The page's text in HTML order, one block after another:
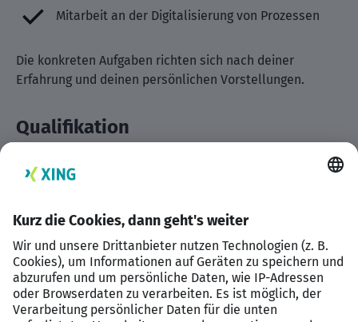
Mitarbeit an der Digitalisierung von Prozessen
Die konkreten Aufgaben richten sich nach deiner
Erfahrung und deinen persönlichen Vorstellungen.
Qualifikation
Berufserfahrung in einer Steuerkanzlei
Selbstständige und strukturierte Arbeitsweise